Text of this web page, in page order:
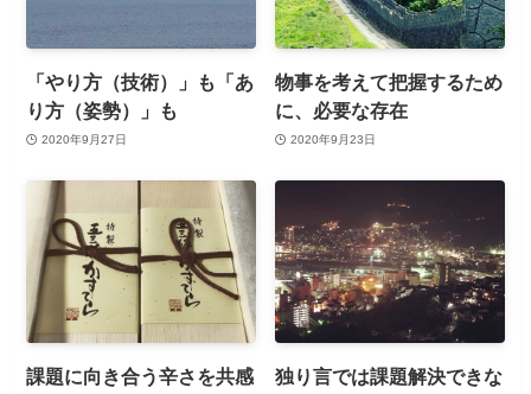
「やり方（技術）」も「あ
り方（姿勢）」も
2020年9月27日
物事を考えて把握するため
に、必要な存在
2020年9月23日
課題に向き合う辛さを共感
独り言では課題解決できな